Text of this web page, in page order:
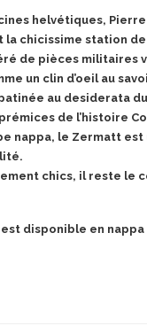
helvétiques,
chicissime station de
de pièces militaires
un clin d’oeil au
au desiderata
de l’histoire
nappa, le Zermatt
chics, il reste le
disponible en